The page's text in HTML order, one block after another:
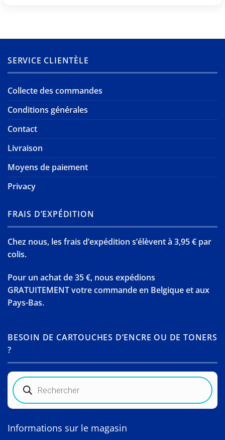
SERVICE CLIENTÈLE
Collecte des commandes
Conditions générales
Contact
Livraison
Moyens de paiement
Privacy
FRAIS D’EXPÉDITION
Chez nous, les frais d’expédition s’élèvent à 3,95 € par
colis.
Pour un achat de 35 €, nous expédions
GRATUITEMENT votre commande en Belgique et aux
Pays-Bas.
BESOIN DE CARTOUCHES D’ENCRE OU DE TONERS
?
Recherche
de
produits
Informations sur le magasin